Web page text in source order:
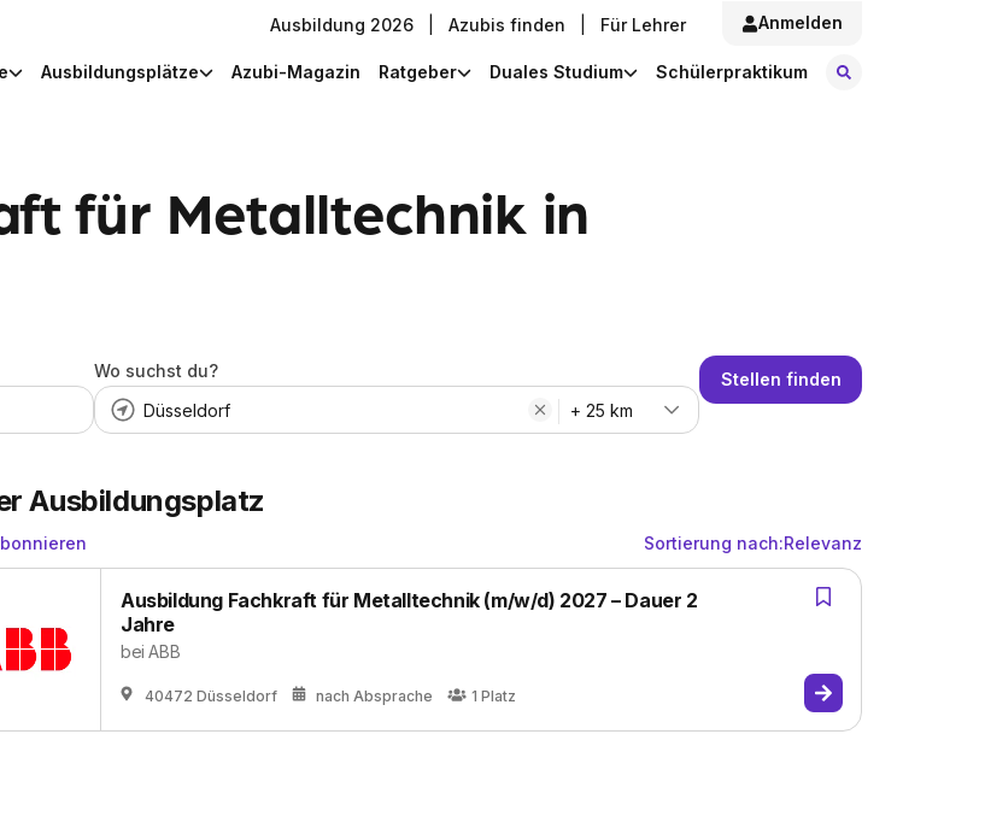
Ausbildung 2026 Azubis finden Für Lehrer Anmelden
Ausbildungsplätze Azubi-Magazin Ratgeber Duales Studium Schülerpraktikum
für Metalltechnik in
Wo suchst du?
+ 25 km
Stellen finden
Ausbildungsplatz
Sortierung nach:Relevanz
Ausbildung Fachkraft für Metalltechnik (m/w/d) 2027 – Dauer 2
Jahre
beiABB
40472 Düsseldorf nach Absprache 1 Platz